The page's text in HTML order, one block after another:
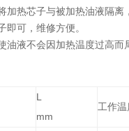
加热芯子与被加热油液隔
可，维修方便。
油液不会因加热温度过高
L
mm
工作